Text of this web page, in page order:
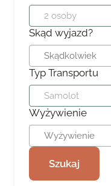
Skąd wyjazd?
Typ Transportu
Wyżywienie
Szukaj